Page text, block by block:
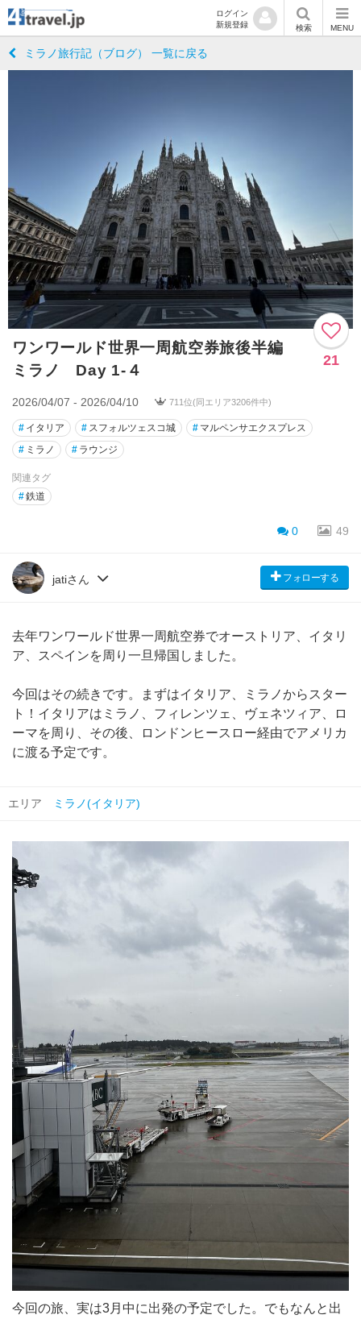
ログイン
新規登録
検索 MENU
ミラノ旅行記（ブログ） 一覧に戻る
ワンワールド世界一周航空券旅後半編
ミラノ Day 1-４
21
2026/04/07 - 2026/04/10 711位(同エリア3206件中)
# イタリア # スフォルツェスコ城 # マルペンサエクスプレス
# ミラノ # ラウンジ
関連タグ
#鉄道
0 49
jatiさん フォローする
去年ワンワールド世界一周航空券でオーストリア、イタリ
ア、スペインを周り一旦帰国しました。
今回はその続きです。まずはイタリア、ミラノからスター
ト！イタリアはミラノ、フィレンツェ、ヴェネツィア、ロ
ーマを周り、その後、ロンドンヒースロー経由でアメリカ
に渡る予定です。
エリア ミラノ(イタリア)
今回の旅、実は3月中に出発の予定でした。でもなんと出